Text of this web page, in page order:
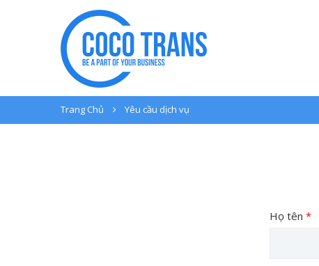
Trang Chủ Yêu cầu dịch vụ
Họ tên *